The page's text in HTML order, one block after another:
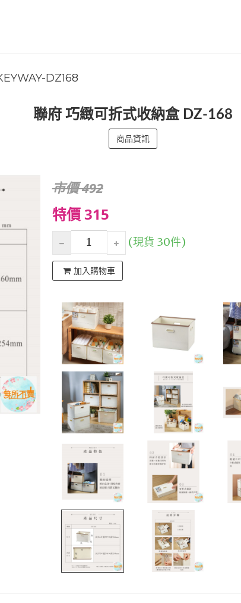
DZ168
聯府 巧緻可折式收納盒 DZ-168
商品資訊
市價 492
特價 315
(現貨 30件)
加入購物車